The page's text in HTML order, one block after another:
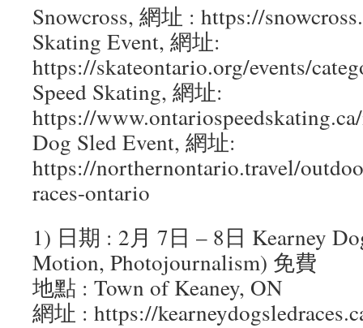
Snowcross, 網址 : https://
Skating Event, 網址:
https://skateontario.org/events/
Speed Skating, 網址:
https://
Dog Sled Event, 網址:
https://northernontario.travel/
races-ontario
1) 日期 : 2月 7日 – 8日 Kearney
Motion, Photojournalism) 免費
地點 : Town of Keaney, ON
網址 : https://